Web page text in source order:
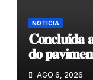
NOTÍCIA
𝐂𝐨𝐧𝐜𝐥𝐮𝐢́𝐝𝐚
𝐝𝐨
𝐂𝐨𝐯𝐚𝐬
AGO 6, 2026